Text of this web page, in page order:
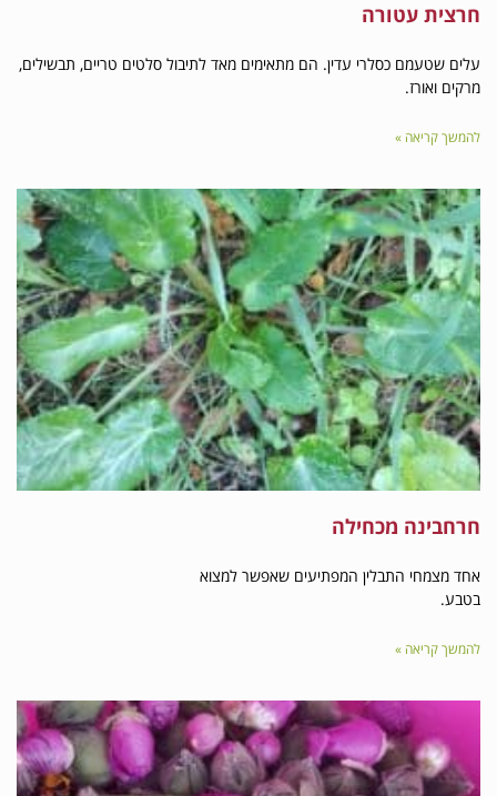
כסלרי עדין. הם מתאימים מאד לתיבול סלטים טריים, תבשילים,
»
מכחילה
התבלין המפתיעים שאפשר למצוא
»